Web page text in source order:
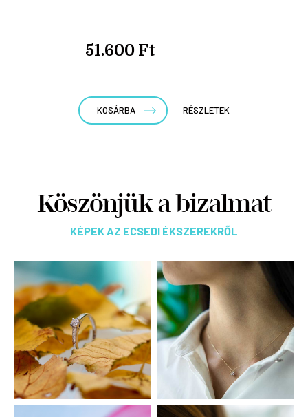
51.600 Ft
KOSÁRBA RÉSZLETEK
Köszönjük a bizalmat
KÉPEK AZ ECSEDI ÉKSZEREKRŐL